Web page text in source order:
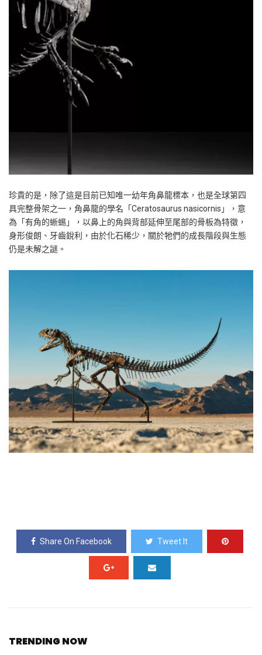
珍貴的是，除了這是目前已知唯一幼年角鼻龍標本，也是全球第四
具完整骨架之一，角鼻龍的學名「Ceratosaurus nasicornis」，意
為「有角的蜥蜴」，以鼻上的角與背部延伸至尾部的骨板為特徵，
身形俊朗、牙齒銳利，由於化石稀少，關於牠們的成長階段與生態
仍是未解之謎。
Share On Facebook Tweet It
TRENDING NOW